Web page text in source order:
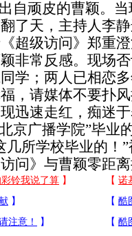
自顽皮的曹颖。
了天，主持人李
级访问》郑重澄
非常反感。现场
学；两人已相恋
，请媒体不要扑
迅速走红，痴迷
京广播学院”毕业
几所学校毕业的！
》与曹颖零距离